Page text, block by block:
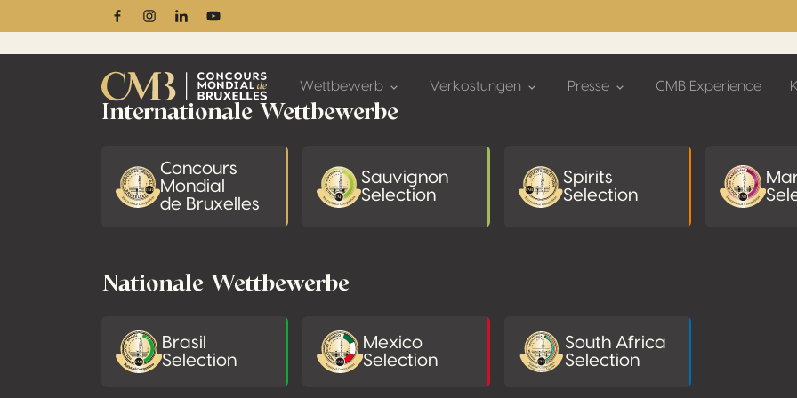
FacebookInstagram
LinkedinYoutube
Wettbewerb Verkostungen Presse CMB Experience
Internationale Wettbewerbe
Concours
Mondial
de Bruxelles
Sauvignon
Selection
Spirits
Selection
Nationale Wettbewerbe
Brasil
Selection
Mexico
Selection
South Africa
Selection